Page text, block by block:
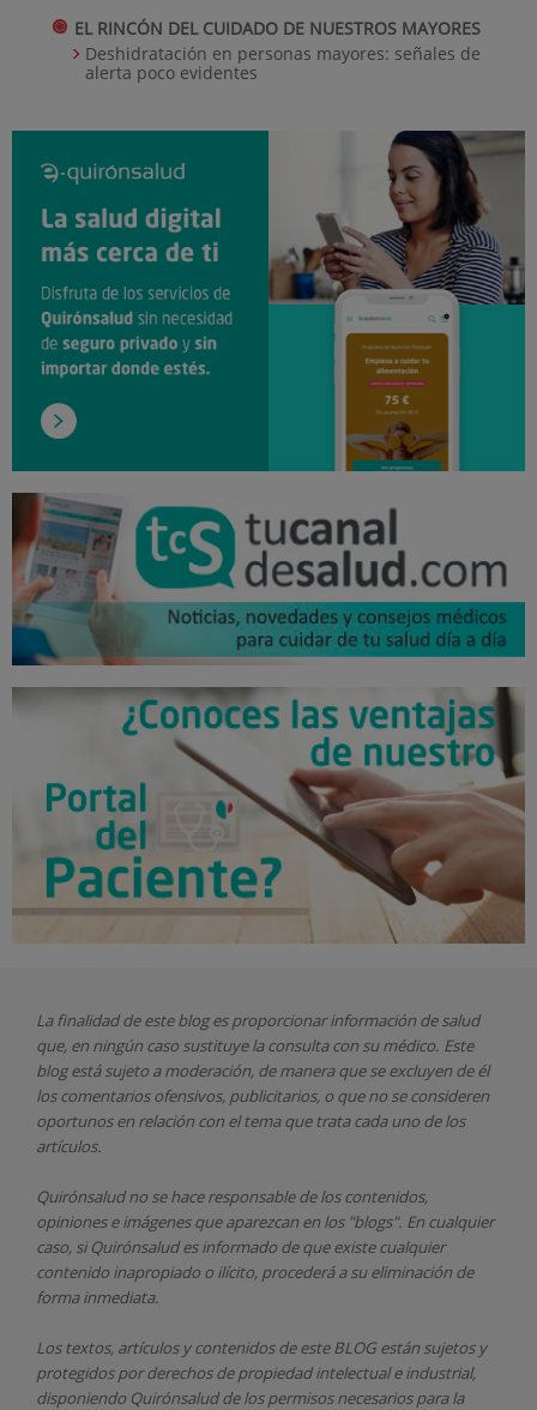
EL RINCÓN DEL CUIDADO DE NUESTROS MAYORES
Deshidratación en personas mayores: señales de
alerta poco evidentes
La finalidad de este blog es proporcionar información de salud
que, en ningún caso sustituye la consulta con su médico. Este
blog está sujeto a moderación, de manera que se excluyen de él
los comentarios ofensivos, publicitarios, o que no se consideren
oportunos en relación con el tema que trata cada uno de los
artículos.
Quirónsaludno se hace responsable de los contenidos,
opiniones e imágenes que aparezcan en los "blogs". En cualquier
caso, si Quirónsaludes informado de que existe cualquier
contenido inapropiado o ilícito, procederá a su eliminación de
forma inmediata.
Los textos, artículos y contenidos de este BLOG están sujetos y
protegidos por derechos de propiedad intelectual e industrial,
disponiendo Quirónsaludde los permisos necesarios para la